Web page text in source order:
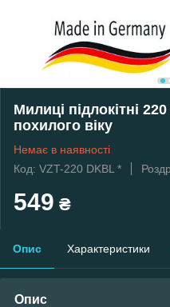
Милиці підлокітні
похилого віку
Немає в наявності
Код: VZT-220 DKBL *
549 ₴
Опис Характеристики
Опис